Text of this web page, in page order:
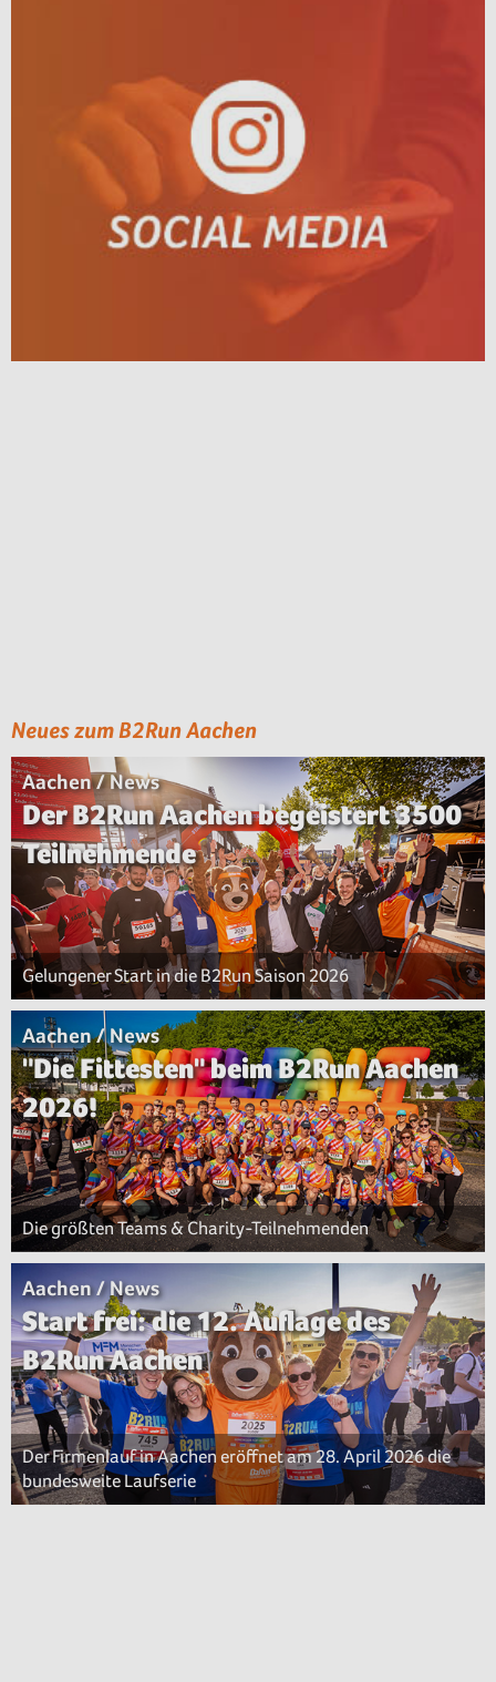
Neues zum B2Run Aachen
Aachen / News
Der B2Run Aachen begeistert 3500
Teilnehmende
Gelungener Start in die B2Run Saison 2026
Aachen / News
"Die Fittesten" beim B2Run Aachen
2026!
Die größten Teams & Charity-Teilnehmenden
Aachen / News
Start frei: die 12. Auflage des
B2Run Aachen
Der Firmenlauf in Aachen eröffnet am 28. April 2026 die
bundesweite Laufserie